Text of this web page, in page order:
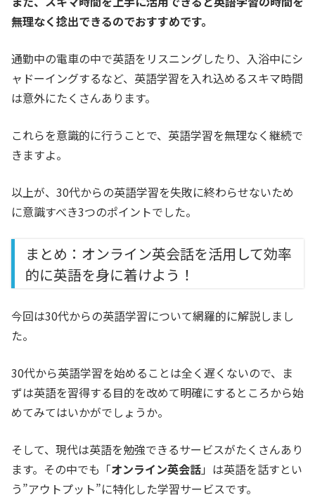
無理なく捻出できるのでおすすめです。
通勤中の電車の中で英語をリスニングしたり、入浴中にシ
ャドーイングするなど、英語学習を入れ込めるスキマ時間
は意外にたくさんあります。
これらを意識的に行うことで、英語学習を無理なく継続で
きますよ。
以上が、30代からの英語学習を失敗に終わらせないため
に意識すべき3つのポイントでした。
まとめ：オンライン英会話を活用して効率
的に英語を身に着けよう！
今回は30代からの英語学習について網羅的に解説しまし
た。
30代から英語学習を始めることは全く遅くないので、ま
ずは英語を習得する目的を改めて明確にするところから始
めてみてはいかがでしょうか。
そして、現代は英語を勉強できるサービスがたくさんあり
ます。その中でも 「オンライン英会話」 は英語を話すとい
う”アウトプット”に特化した学習サービスです。